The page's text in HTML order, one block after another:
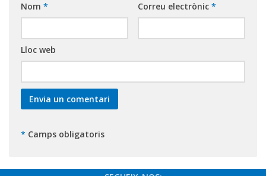
Nom * Correu electrònic *
Lloc web
* Camps obligatoris